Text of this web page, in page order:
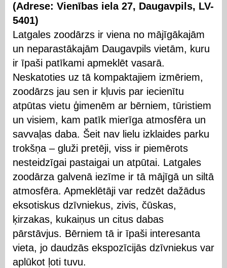
(Adrese: Vienības iela 27, Daugavpils, LV-
5401)
Latgales zoodārzs ir viena no mājīgākajām
un neparastākajām Daugavpils vietām, kuru
ir īpaši patīkami apmeklēt vasarā.
Neskatoties uz tā kompaktajiem izmēriem,
zoodārzs jau sen ir kļuvis par iecienītu
atpūtas vietu ģimenēm ar bērniem, tūristiem
un visiem, kam patīk mierīga atmosfēra un
savvaļas daba. Šeit nav lielu izklaides parku
trokšņa – gluži pretēji, viss ir piemērots
nesteidzīgai pastaigai un atpūtai. Latgales
zoodārza galvenā iezīme ir tā mājīgā un siltā
atmosfēra. Apmeklētāji var redzēt dažādus
eksotiskus dzīvniekus, zivis, čūskas,
ķirzakas, kukaiņus un citus dabas
pārstāvjus. Bērniem tā ir īpaši interesanta
vieta, jo daudzās ekspozīcijās dzīvniekus var
aplūkot ļoti tuvu.